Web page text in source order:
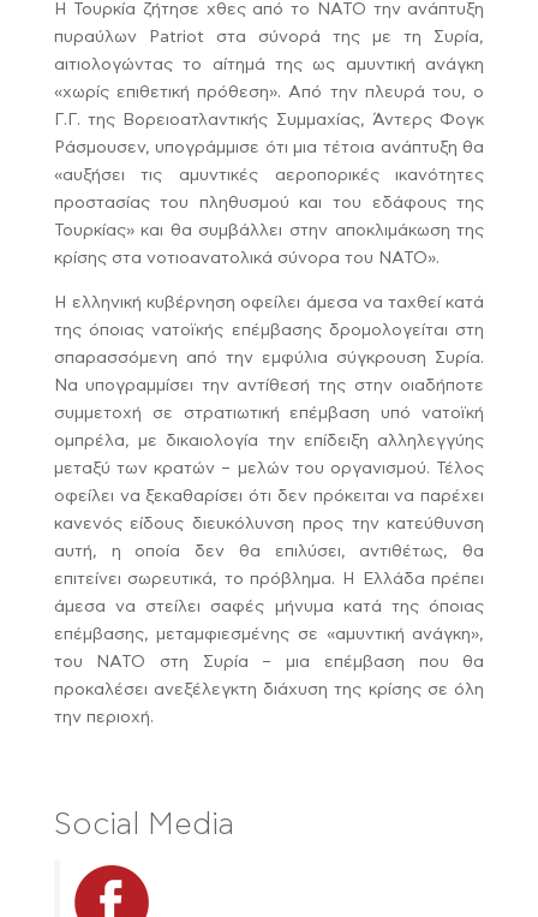
Η Τουρκία ζήτησε χθες από το ΝΑΤΟ την ανάπτυξη
πυραύλων Patriot στα σύνορά της με τη Συρία,
αιτιολογώντας το αίτημά της ως αμυντική ανάγκη
«χωρίς επιθετική πρόθεση». Από την πλευρά του, ο
Γ.Γ. της Βορειοατλαντικής Συμμαχίας, Άντερς Φογκ
Ράσμουσεν, υπογράμμισε ότι μια τέτοια ανάπτυξη θα
«αυξήσει τις αμυντικές αεροπορικές ικανότητες
προστασίας του πληθυσμού και του εδάφους της
Τουρκίας» και θα συμβάλλει στην αποκλιμάκωση της
κρίσης στα νοτιοανατολικά σύνορα του ΝΑΤΟ».
Η ελληνική κυβέρνηση οφείλει άμεσα να ταχθεί κατά
της όποιας νατοϊκής επέμβασης δρομολογείται στη
σπαρασσόμενη από την εμφύλια σύγκρουση Συρία.
Να υπογραμμίσει την αντίθεσή της στην οιαδήποτε
συμμετοχή σε στρατιωτική επέμβαση υπό νατοϊκή
ομπρέλα, με δικαιολογία την επίδειξη αλληλεγγύης
μεταξύ των κρατών – μελών του οργανισμού. Τέλος
οφείλει να ξεκαθαρίσει ότι δεν πρόκειται να παρέχει
κανενός είδους διευκόλυνση προς την κατεύθυνση
αυτή, η οποία δεν θα επιλύσει, αντιθέτως, θα
επιτείνει σωρευτικά, το πρόβλημα. Η Ελλάδα πρέπει
άμεσα να στείλει σαφές μήνυμα κατά της όποιας
επέμβασης, μεταμφιεσμένης σε «αμυντική ανάγκη»,
του ΝΑΤΟ στη Συρία – μια επέμβαση που θα
προκαλέσει ανεξέλεγκτη διάχυση της κρίσης σε όλη
την περιοχή.
Social Media